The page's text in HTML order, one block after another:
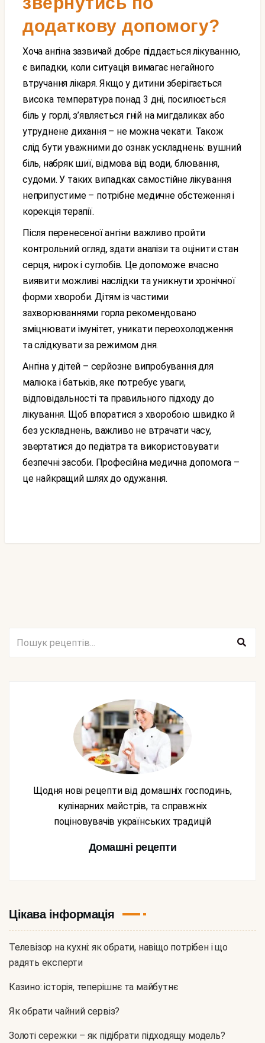
додаткову допомогу?
Хоча ангіна зазвичай добре піддається лікуванню,
є випадки, коли ситуація вимагає негайного
втручання лікаря. Якщо у дитини зберігається
висока температура понад 3 дні, посилюється
біль у горлі, з’являється гній на мигдаликах або
утруднене дихання – не можна чекати. Також
слід бути уважними до ознак ускладнень: вушний
біль, набряк шиї, відмова від води, блювання,
судоми. У таких випадках самостійне лікування
неприпустиме – потрібне медичне обстеження і
корекція терапії.
Після перенесеної ангіни важливо пройти
контрольний огляд, здати аналізи та оцінити стан
серця, нирок і суглобів. Це допоможе вчасно
виявити можливі наслідки та уникнути хронічної
форми хвороби. Дітям із частими
захворюваннями горла рекомендовано
зміцнювати імунітет, уникати переохолодження
та слідкувати за режимом дня.
Ангіна у дітей – серйозне випробування для
малюка і батьків, яке потребує уваги,
відповідальності та правильного підходу до
лікування. Щоб впоратися з хворобою швидко й
без ускладнень, важливо не втрачати часу,
звертатися до педіатра та використовувати
безпечні засоби. Професійна медична допомога –
це найкращий шлях до одужання.
Щодня нові рецепти від домашніх господинь,
кулінарних майстрів, та справжніх
поціновувачів українських традицій
Домашні рецепти
Цікава інформація
Телевізор на кухні: як обрати, навіщо потрібен і що
радять експерти
Казино: історія, теперішнє та майбутнє
Як обрати чайний сервіз?
Золоті сережки – як підібрати підходящу модель?